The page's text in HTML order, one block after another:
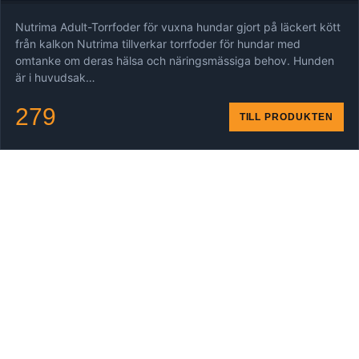
Nutrima Adult-Torrfoder för vuxna hundar gjort på läckert kött
från kalkon Nutrima tillverkar torrfoder för hundar med
omtanke om deras hälsa och näringsmässiga behov. Hunden
är i huvudsak…
279 TILL PRODUKTEN